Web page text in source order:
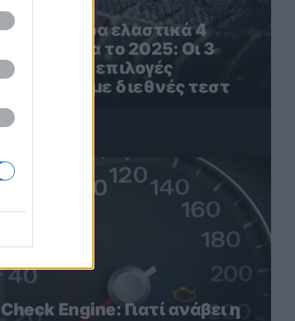
Τα καλύτερα ελαστικά 4
εποχών για το 2025: Οι 3
καλύτερες επιλογές
σύμφωνα με διεθνές τεστ
Check Engine: Γιατί ανάβει η